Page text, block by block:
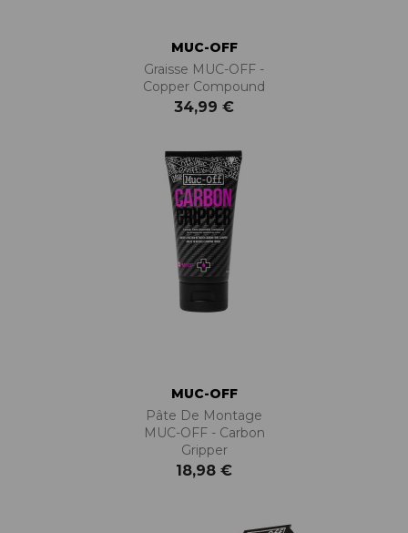
MUC-OFF
Graisse MUC-OFF -
Copper Compound
34,99 €
MUC-OFF
Pâte De Montage
MUC-OFF - Carbon
Gripper
18,98 €